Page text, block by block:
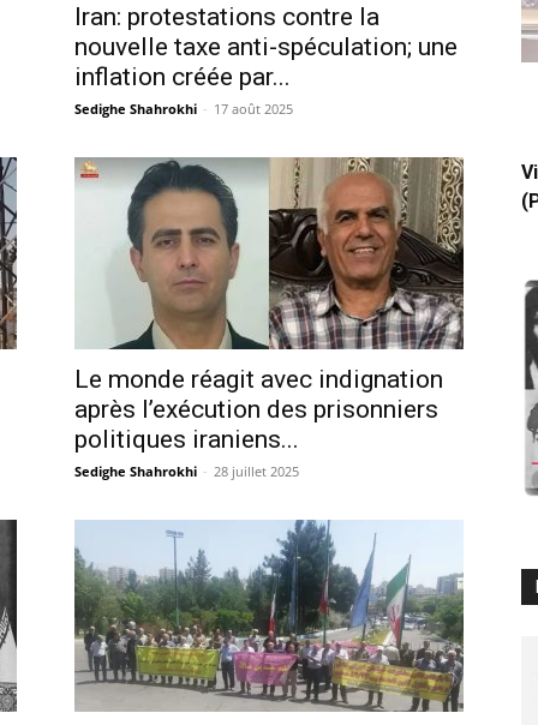
Iran: protestations contre la
nouvelle taxe anti-spéculation; une
inflation créée par...
Sedighe Shahrokhi - 17 août 2025
Le monde réagit avec indignation
après l’exécution des prisonniers
politiques iraniens...
Sedighe Shahrokhi - 28 juillet 2025